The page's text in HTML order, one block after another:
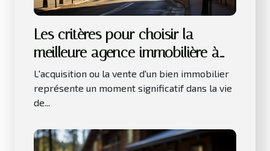
Les critères pour choisir la
meilleure agence immobilière à
Toulouse
L'acquisition ou la vente d'un bien immobilier
représente un moment significatif dans la vie
de...